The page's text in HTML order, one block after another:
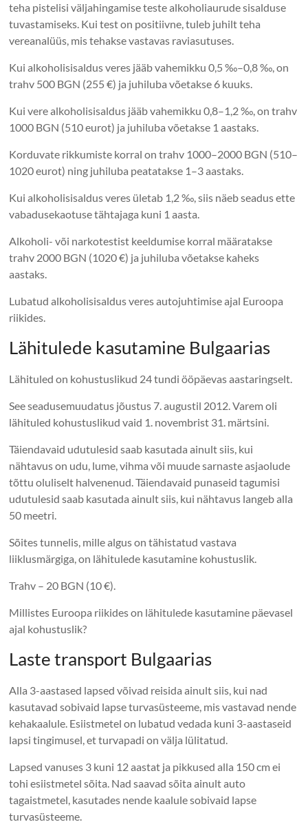
teha pistelisi väljahingamise teste alkoholiaurude sisalduse
tuvastamiseks. Kui test on positiivne, tuleb juhilt teha
vereanalüüs, mis tehakse vastavas raviasutuses.
Kui alkoholisisaldus veres jääb vahemikku 0,5 ‰–0,8 ‰, on
trahv 500 BGN (255 €) ja juhiluba võetakse 6 kuuks.
Kui vere alkoholisisaldus jääb vahemikku 0,8–1,2 ‰, on trahv
1000 BGN (510 eurot) ja juhiluba võetakse 1 aastaks.
Korduvate rikkumiste korral on trahv 1000–2000 BGN (510–
1020 eurot) ning juhiluba peatatakse 1–3 aastaks.
Kui alkoholisisaldus veres ületab 1,2 ‰, siis näeb seadus ette
vabadusekaotuse tähtajaga kuni 1 aasta.
Alkoholi- või narkotestist keeldumise korral määratakse
trahv 2000 BGN (1020 €) ja juhiluba võetakse kaheks
aastaks.
Lubatud alkoholisisaldus veres autojuhtimise ajal Euroopa
riikides.
Lähitulede kasutamine Bulgaarias
Lähituled on kohustuslikud 24 tundi ööpäevas aastaringselt.
See seadusemuudatus jõustus 7. augustil 2012. Varem oli
lähituled kohustuslikud vaid 1. novembrist 31. märtsini.
Täiendavaid udutulesid saab kasutada ainult siis, kui
nähtavus on udu, lume, vihma või muude sarnaste asjaolude
tõttu oluliselt halvenenud. Täiendavaid punaseid tagumisi
udutulesid saab kasutada ainult siis, kui nähtavus langeb alla
50 meetri.
Sõites tunnelis, mille algus on tähistatud vastava
liiklusmärgiga, on lähitulede kasutamine kohustuslik.
Trahv – 20 BGN (10 €).
Millistes Euroopa riikides on lähitulede kasutamine päevasel
ajal kohustuslik?
Laste transport Bulgaarias
Alla 3-aastased lapsed võivad reisida ainult siis, kui nad
kasutavad sobivaid lapse turvasüsteeme, mis vastavad nende
kehakaalule. Esiistmetel on lubatud vedada kuni 3-aastaseid
lapsi tingimusel, et turvapadi on välja lülitatud.
Lapsed vanuses 3 kuni 12 aastat ja pikkused alla 150 cm ei
tohi esiistmetel sõita. Nad saavad sõita ainult auto
tagaistmetel, kasutades nende kaalule sobivaid lapse
turvasüsteeme.